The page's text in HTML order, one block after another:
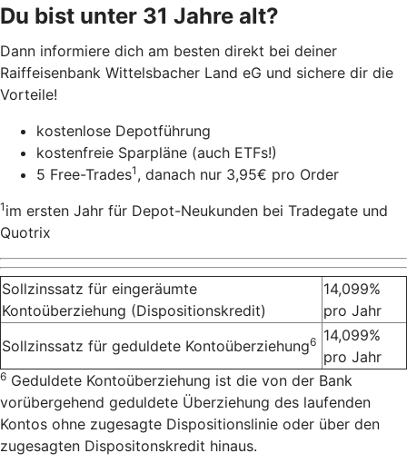
Du bist unter 31 Jahre alt?
Dann informiere dich am besten direkt bei deiner
Raiffeisenbank Wittelsbacher Land eG und sichere dir die
Vorteile!
kostenlose Depotführung
kostenfreie Sparpläne (auch ETFs!)
5 Free-Trades1 , danach nur 3,95€ pro Order
1 im ersten Jahr für Depot-Neukunden bei Tradegate und
Quotrix
Sollzinssatz für eingeräumte
Kontoüberziehung (Dispositionskredit)
14,099%
pro Jahr
Sollzinssatz für geduldete Kontoüberziehung6 14,099%
pro Jahr
6 Geduldete Kontoüberziehung ist die von der Bank
vorübergehend geduldete Überziehung des laufenden
Kontos ohne zugesagte Dispositionslinie oder über den
zugesagten Dispositonskredit hinaus.